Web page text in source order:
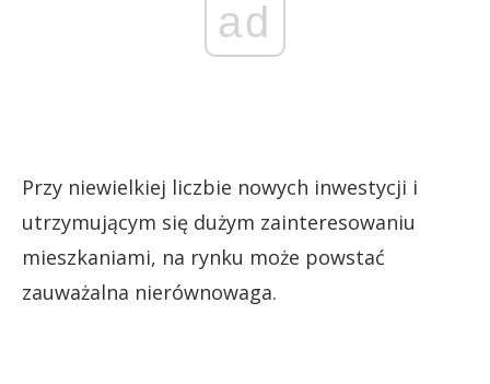
ad
Przy niewielkiej liczbie nowych inwestycji i
utrzymującym się dużym zainteresowaniu
mieszkaniami, na rynku może powstać
zauważalna nierównowaga.